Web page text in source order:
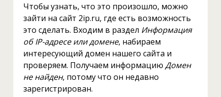
Чтобы узнать, что это произошло, можно
зайти на сайт 2ip.ru, где есть возможность
это сделать. Входим в раздел Информация
об IP-адресе или домене, набираем
интересующий домен нашего сайта и
проверяем. Получаем информацию Домен
не найден, потому что он недавно
зарегистрирован.